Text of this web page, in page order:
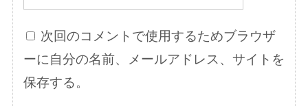
次回のコメントで使用するためブラウザ
ーに自分の名前、メールアドレス、サイトを
保存する。